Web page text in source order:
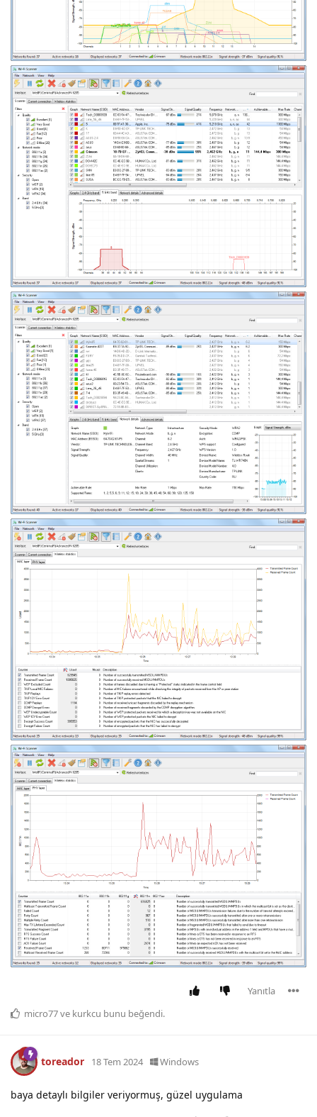
Yanıtla
micro77ve kurkcu bunu beğendi.
toreador 18 Tem 2024 Windows
baya detaylı bilgiler veriyormuş, güzel uygulama